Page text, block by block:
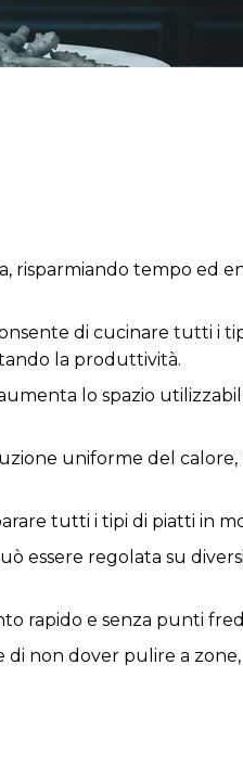
risparmiando tempo ed
di cucinare tutti i
la produttività.
lo spazio
uniforme del
tutti i tipi di piatti in
essere regolata su
rapido e senza punti
non dover pulire a
facile e veloce, ideale
senza dover stare